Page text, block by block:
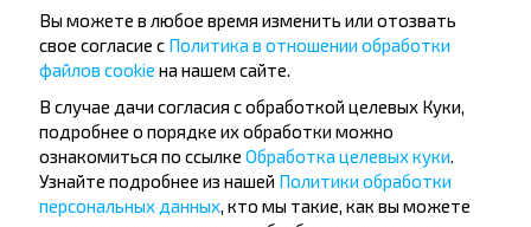
цікавыя прапановы INFOBUS. Падпішыся на
атрыманне навін і падарожнічай з намі танней!
Падпісацц
Вы можете в любое время изменить или отозвать
свое согласие с Политика в отношении обработки
файлов cookie на нашем сайте.
В случае дачи согласия с обработкой целевых Куки,
подробнее о порядке их обработки можно
ознакомиться по ссылке Обработка целевых куки.
Узнайте подробнее из нашей Политики обработки
персональных данных, кто мы такие, как вы можете